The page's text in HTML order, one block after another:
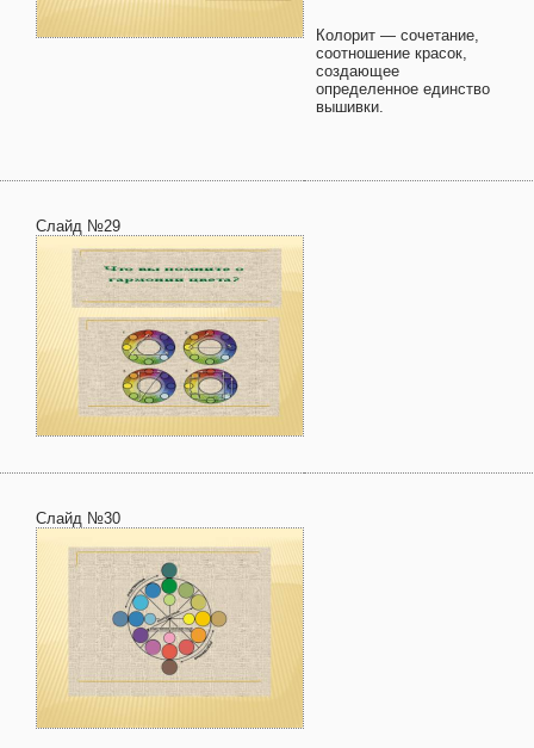
Колорит — сочетание,
соотношение красок,
создающее
определенное единство
вышивки.
Слайд №29
Слайд №30